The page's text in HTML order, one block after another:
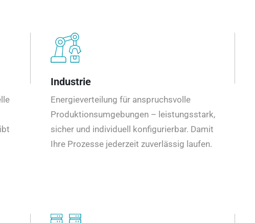
Industrie
Energieverteilung für anspruchsvolle
Produktionsumgebungen – leistungsstark,
sicher und individuell konfigurierbar. Damit
Ihre Prozesse jederzeit zuverlässig laufen.